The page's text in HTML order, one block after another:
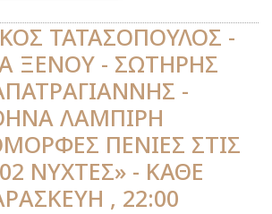
ΤΑΤΑΣΟΠΟΥΛΟΣ -
ΞΕΝΟΥ - ΣΩΤΗΡΗΣ
-
ΛΑΜΠΙΡΗ
ΠΕΝΙΕΣ ΣΤΙΣ
ΝΥΧΤΕΣ» - ΚΑΘΕ
, 22:00